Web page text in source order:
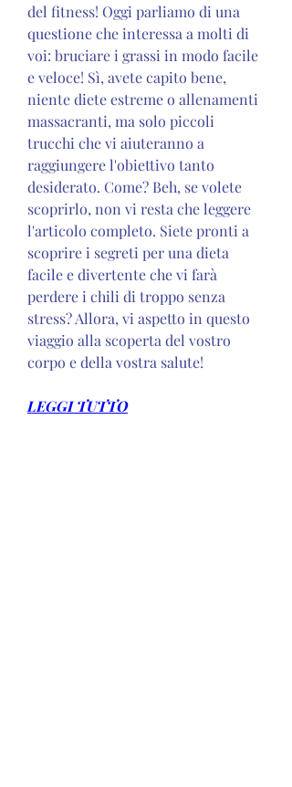
del fitness! Oggi parliamo di una
questione che interessa a molti di
voi: bruciare i grassi in modo facile
e veloce! Sì, avete capito bene,
niente diete estreme o allenamenti
massacranti, ma solo piccoli
trucchi che vi aiuteranno a
raggiungere l'obiettivo tanto
desiderato. Come? Beh, se volete
scoprirlo, non vi resta che leggere
l'articolo completo. Siete pronti a
scoprire i segreti per una dieta
facile e divertente che vi farà
perdere i chili di troppo senza
stress? Allora, vi aspetto in questo
viaggio alla scoperta del vostro
corpo e della vostra salute!
LEGGI TUTTO